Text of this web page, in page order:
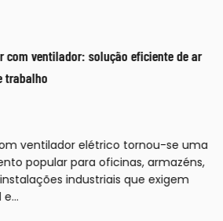
com ventilador: solução eficiente de ar
trabalho
ventilador elétrico tornou-se uma
popular para oficinas, armazéns,
industriais que exigem